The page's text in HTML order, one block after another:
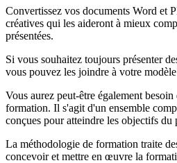
Convertissez vos documents Word et
créatives qui les aideront à mieux
présentées.
Si vous souhaitez toujours présenter
vous pouvez les joindre à votre
Vous aurez peut-être également
formation. Il s'agit d'un ensemble
conçues pour atteindre les objectifs
La méthodologie de formation traite
concevoir et mettre en œuvre la